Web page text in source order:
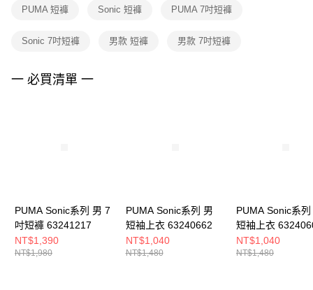
客戶支援中心」
https://netprotections.freshdesk.com/support/home
１．透過由恩沛科技股份有限公司提供之「AFTEE先享後付」服務完成之交
２．關於個人資料處理事宜，請瀏覽以下網址：
PUMA 短褲 Sonic 短褲 PUMA 7吋短褲
Sonic 7吋短褲 男款 短褲 男款 7吋短褲
一 必買清單 一
PUMA Sonic系列 男 7
吋短褲 63241217
NT$1,390
NT$1,980
PUMA Sonic系列 男
短袖上衣 63240662
NT$1,040
NT$1,480
PUMA Sonic系列
短袖上衣
NT$1,040
NT$1,480